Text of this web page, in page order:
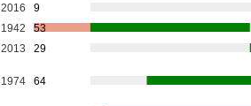
2016
9
1942
53
2013 29
1974 64